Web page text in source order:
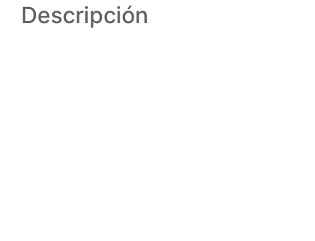
Descripción